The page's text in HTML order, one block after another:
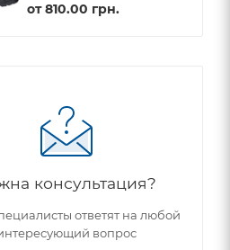
от810.00 грн.
консультация?
ответят на любой
вопрос